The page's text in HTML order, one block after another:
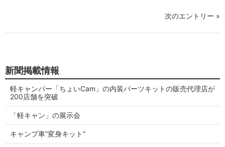
次のエントリー »
新聞掲載情報
軽キャンパー「ちょいCam」の内装パーツキットの販売代理店が
200店舗を突破
「軽キャン」の展示会
キャンプ車”変身キット”